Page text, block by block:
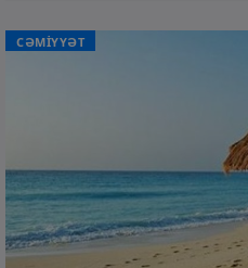
CƏMİYYƏT